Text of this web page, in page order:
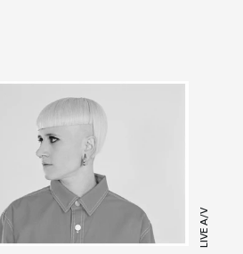
LIVE A/V